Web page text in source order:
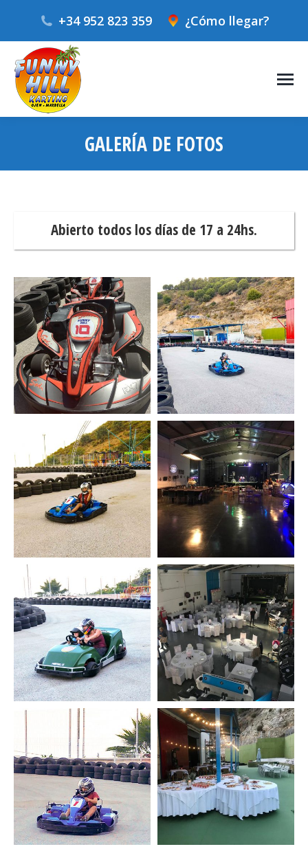
+34 952 823 359 ¿Cómo llegar?
GALERÍA DE FOTOS
Abierto todos los días de 17 a 24hs.